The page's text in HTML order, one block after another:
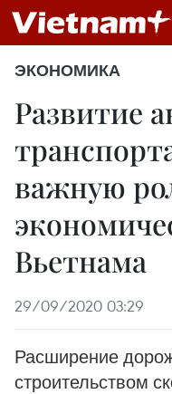
ЭКОНОМИКА
Развитие
важную
Вьетнама
29/09/2020 03:29
Расширение
строительством